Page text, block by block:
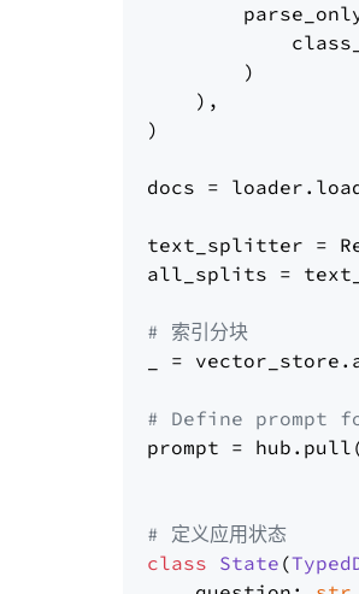
        )
    ),
)
docs =
text_splitter =
all_splits =
# 索引分块
_ =
# Define prompt
prompt =
# 定义应用状态
class State (